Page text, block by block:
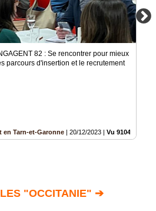
82 : Se rencontrer pour mieux
parcours d'insertion et le recrutement
en Tarn-et-Garonne | 20/12/2023 | Vu 910455 fois
"OCCITANIE" ➔